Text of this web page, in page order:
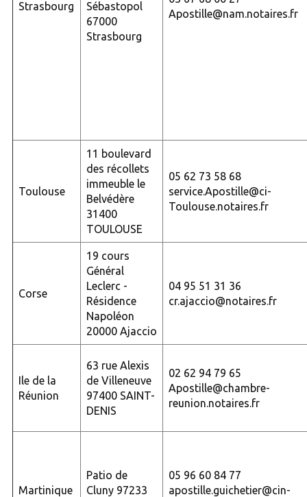
Strasbourg
Sébastopol
67000
Strasbourg
Apostille@nam.notaires.fr
Toulouse
11 boulevard
des récollets
immeuble le
Belvédère
31400
TOULOUSE
05 62 73 58 68
service.Apostille@ci-
Toulouse.notaires.fr
Corse
19 cours
Général
Leclerc -
Résidence
Napoléon
20000 Ajaccio
04 95 51 31 36
cr.ajaccio@notaires.fr
Ile de la
Réunion
63 rue Alexis
de Villeneuve
97400 SAINT-
DENIS
02 62 94 79 65
Apostille@chambre-
reunion.notaires.fr
Martinique
Patio de
Cluny 97233
05 96 60 84 77
apostille.guichetier@cin-